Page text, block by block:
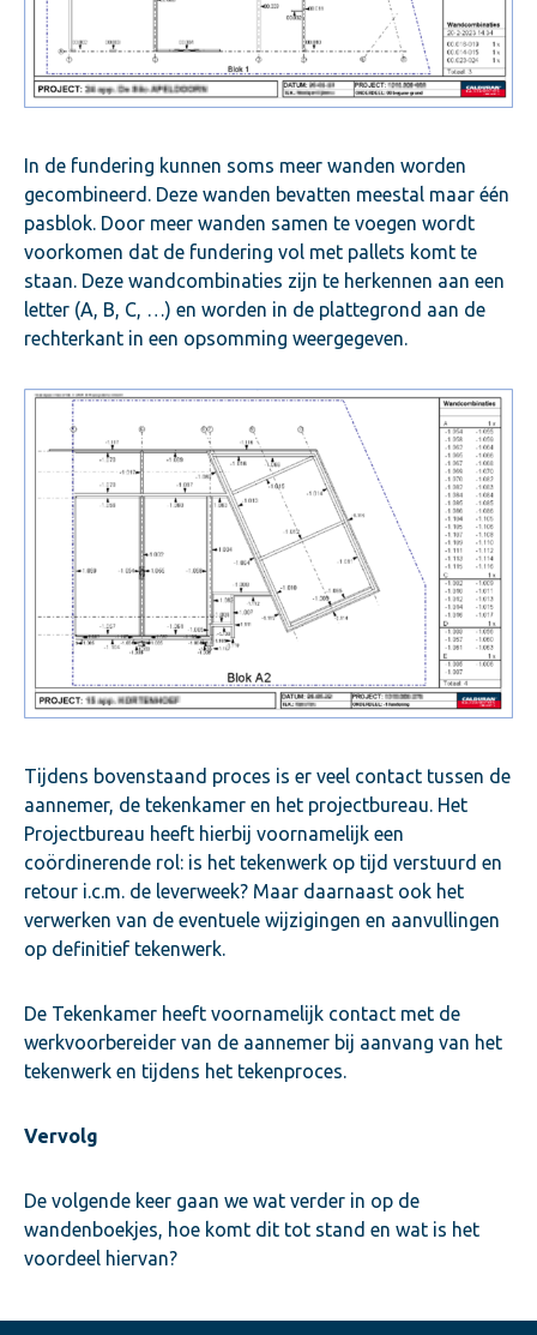
In de fundering kunnen soms meer wanden worden
gecombineerd. Deze wanden bevatten meestal maar één
pasblok. Door meer wanden samen te voegen wordt
voorkomen dat de fundering vol met pallets komt te
staan. Deze wandcombinaties zijn te herkennen aan een
letter (A, B, C, …) en worden in de plattegrond aan de
rechterkant in een opsomming weergegeven.
Tijdens bovenstaand proces is er veel contact tussen de
aannemer, de tekenkamer en het projectbureau. Het
Projectbureau heeft hierbij voornamelijk een
coördinerende rol: is het tekenwerk op tijd verstuurd en
retour i.c.m. de leverweek? Maar daarnaast ook het
verwerken van de eventuele wijzigingen en aanvullingen
op definitief tekenwerk.
De Tekenkamer heeft voornamelijk contact met de
werkvoorbereider van de aannemer bij aanvang van het
tekenwerk en tijdens het tekenproces.
Vervolg
De volgende keer gaan we wat verder in op de
wandenboekjes, hoe komt dit tot stand en wat is het
voordeel hiervan?